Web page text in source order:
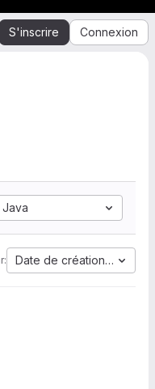
S'inscrire Connexion
Java
Date de création la plus